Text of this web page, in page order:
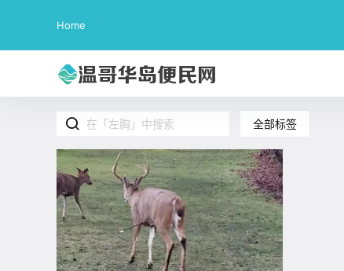
Home
全部标签